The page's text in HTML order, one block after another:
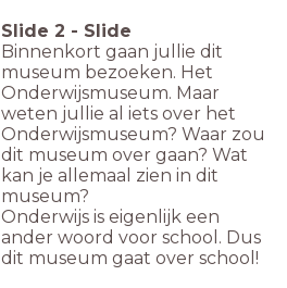
Slide 2 - Slide
Binnenkort gaan jullie dit
museum bezoeken. Het
Onderwijsmuseum. Maar
weten jullie al iets over het
Onderwijsmuseum? Waar zou
dit museum over gaan? Wat
kan je allemaal zien in dit
museum?
Onderwijs is eigenlijk een
ander woord voor school. Dus
dit museum gaat over school!